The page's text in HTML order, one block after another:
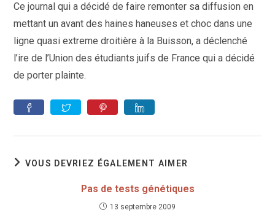
Ce journal qui a décidé de faire remonter sa diffusion en
mettant un avant des haines haneuses et choc dans une
ligne quasi extreme droitière à la Buisson, a déclenché
l’ire de l’Union des étudiants juifs de France qui a décidé
de porter plainte.
VOUS DEVRIEZ ÉGALEMENT AIMER
Pas de tests génétiques
13 septembre 2009